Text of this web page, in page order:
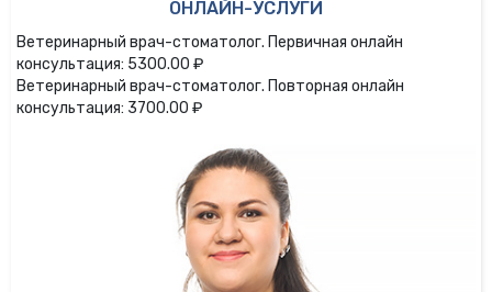
ОНЛАЙН-УСЛУГИ
Ветеринарный врач-стоматолог. Первичная онлайн
консультация: 5300.00 ₽
Ветеринарный врач-стоматолог. Повторная онлайн
консультация: 3700.00 ₽